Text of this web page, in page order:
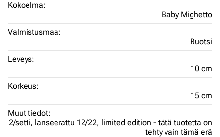
Kokoelma:
Baby Mighetto
Valmistusmaa:
Ruotsi
Leveys:
10 cm
Korkeus:
15 cm
Muut tiedot:
2/setti, lanseerattu 12/22, limited edition - tätä tuotetta on
tehty vain tämä erä